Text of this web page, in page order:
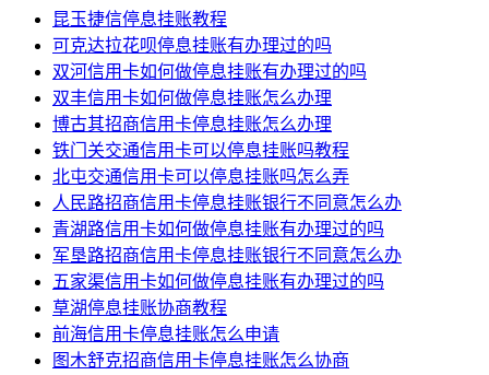
昆玉捷信停息挂账教程
可克达拉花呗停息挂账有办理过的吗
双河信用卡如何做停息挂账有办理过的吗
双丰信用卡如何做停息挂账怎么办理
博古其招商信用卡停息挂账怎么办理
铁门关交通信用卡可以停息挂账吗教程
北屯交通信用卡可以停息挂账吗怎么弄
人民路招商信用卡停息挂账银行不同意怎么办
青湖路信用卡如何做停息挂账有办理过的吗
军垦路招商信用卡停息挂账银行不同意怎么办
五家渠信用卡如何做停息挂账有办理过的吗
草湖停息挂账协商教程
前海信用卡停息挂账怎么申请
图木舒克招商信用卡停息挂账怎么协商